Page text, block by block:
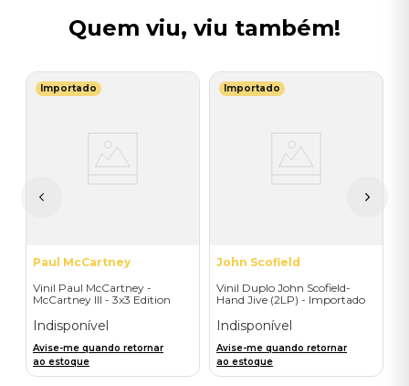
Quem viu, viu também!
Importado
Paul McCartney
Vinil Paul McCartney -
McCartney III - 3x3 Edition
Indisponível
Avise-me quando retornar
ao estoque
Importado
John Scofield
Vinil Duplo John Scofield-
Hand Jive (2LP) - Importado
Indisponível
Avise-me quando retornar
ao estoque